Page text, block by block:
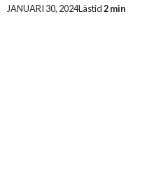
JANUARI 30, 2024Lästid2 min